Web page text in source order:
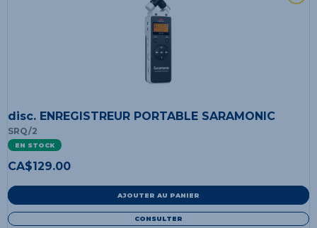
disc. ENREGISTREUR PORTABLE SARAMONIC
SRQ/2
EN STOCK
CA$129.00
AJOUTER AU PANIER
CONSULTER